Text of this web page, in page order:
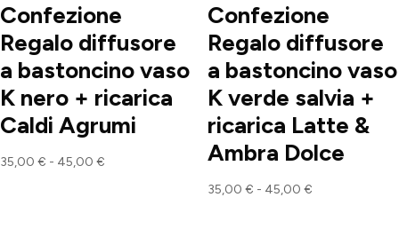
Confezione
Regalo diffusore
a bastoncino vaso
K nero + ricarica
Caldi Agrumi
35,00 € - 45,00 €
Confezione
Regalo diffusore
a bastoncino vaso
K verde salvia +
ricarica Latte &
Ambra Dolce
35,00 € - 45,00 €Fascia